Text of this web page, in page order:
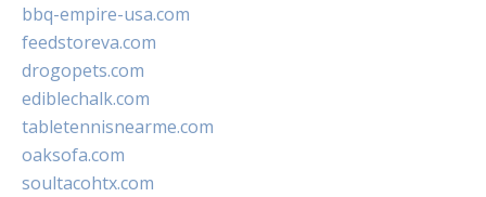
bbq-empire-usa.com
feedstoreva.com
drogopets.com
ediblechalk.com
tabletennisnearme.com
oaksofa.com
soultacohtx.com